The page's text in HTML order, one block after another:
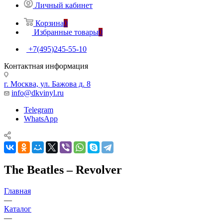
Личный кабинет
Корзина0
Избранные товары0
+7(495)245-55-10
Контактная информация
г. Москва, ул. Бажова д. 8
info@dkvinyl.ru
Telegram
WhatsApp
The Beatles – Revolver
Главная
—
Каталог
—